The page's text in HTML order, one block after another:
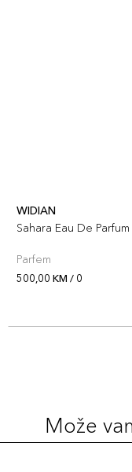
WIDIAN
Sahara Eau De Parfum
Parfem
500,00 KM / 0
Može